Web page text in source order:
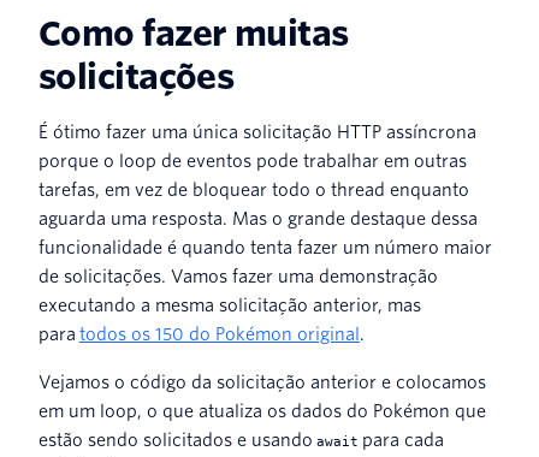
Como fazer muitas
solicitações
É ótimo fazer uma única solicitação HTTP assíncrona
porque o loop de eventos pode trabalhar em outras
tarefas, em vez de bloquear todo o thread enquanto
aguarda uma resposta. Mas o grande destaque dessa
funcionalidade é quando tenta fazer um número maior
de solicitações. Vamos fazer uma demonstração
executando a mesma solicitação anterior, mas
para todos os 150 do Pokémon original .
Vejamos o código da solicitação anterior e colocamos
em um loop, o que atualiza os dados do Pokémon que
estão sendo solicitados e usando await para cada